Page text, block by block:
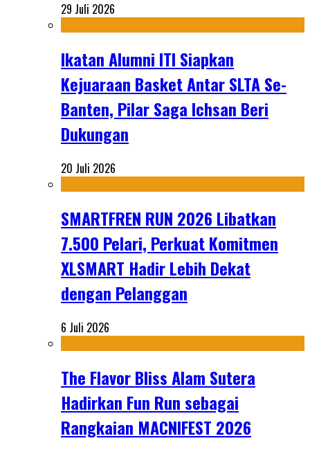
29 Juli 2026
Ikatan Alumni ITI Siapkan
Kejuaraan Basket Antar SLTA Se-
Banten, Pilar Saga Ichsan Beri
Dukungan
20 Juli 2026
SMARTFREN RUN 2026 Libatkan
7.500 Pelari, Perkuat Komitmen
XLSMART Hadir Lebih Dekat
dengan Pelanggan
6 Juli 2026
The Flavor Bliss Alam Sutera
Hadirkan Fun Run sebagai
Rangkaian MACNIFEST 2026